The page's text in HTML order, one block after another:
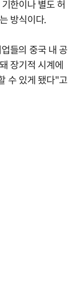
한이나 별도 허
방식이다.
들의 중국 내 공
장기적 시계에
수 있게 됐다"고